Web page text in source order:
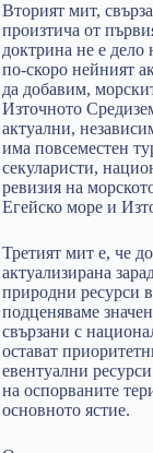
Вторият мит,
произтича от
доктрина не е дело
по-скоро нейният
да добавим,
Източното
актуални,
има повсеместен
секуларисти,
ревизия на
Егейско море и
Третият мит е, че
актуализирана
природни ресурси
подценяваме
свързани с
остават
евентуални
на оспорваните
основното ястие.